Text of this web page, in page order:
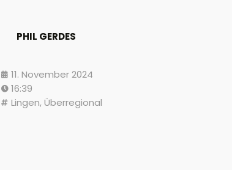
PHIL GERDES
11. November 2024
16:39
Lingen,Überregional